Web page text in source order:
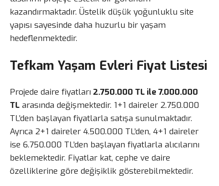
kazandırmaktadır. Üstelik düşük yoğunluklu site
yapısı sayesinde daha huzurlu bir yaşam
hedeflenmektedir.
Tefkam Yaşam Evleri Fiyat Listesi
Projede daire fiyatları 2.750.000 TL ile 7.000.000
TL arasında değişmektedir. 1+1 daireler 2.750.000
TL’den başlayan fiyatlarla satışa sunulmaktadır.
Ayrıca 2+1 daireler 4.500.000 TL’den, 4+1 daireler
ise 6.750.000 TL’den başlayan fiyatlarla alıcılarını
beklemektedir. Fiyatlar kat, cephe ve daire
özelliklerine göre değişiklik gösterebilmektedir.